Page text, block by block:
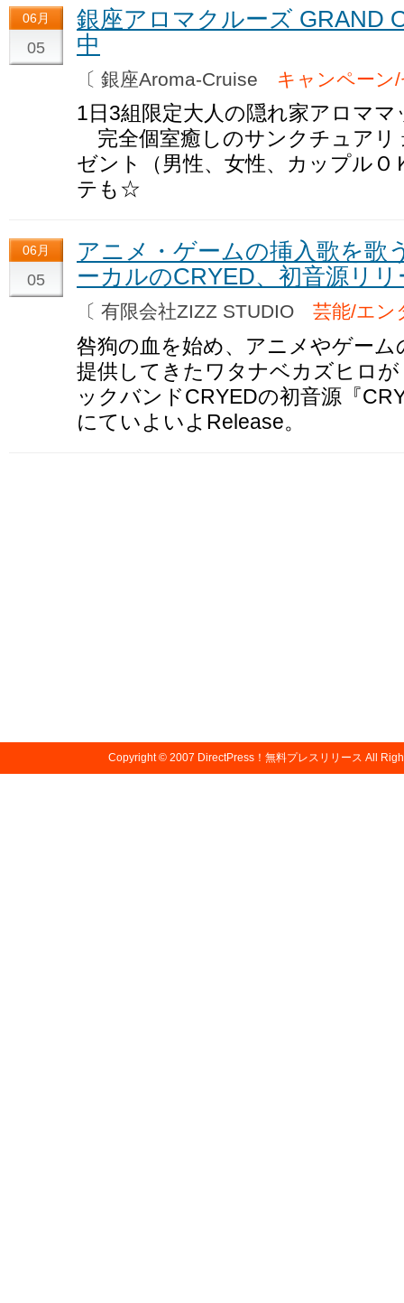
06月
05
銀座アロマクルーズ GRAND
中
〔 銀座Aroma-Cruise キャンペーン
1日3組限定大人の隠れ家アロマ
完全個室癒しのサンクチュアリ
ゼント（男性、女性、カップル
テも☆
06月
05
アニメ・ゲームの挿入歌を歌
ーカルのCRYED、初音源リリ
〔 有限会社ZIZZ STUDIO 芸能/エン
咎狗の血を始め、アニメやゲー
提供してきたワタナベカズヒロ
ックバンドCRYEDの初音源『
にていよいよRelease。
Copyright © 2007 DirectPress！無料プレスリリース All